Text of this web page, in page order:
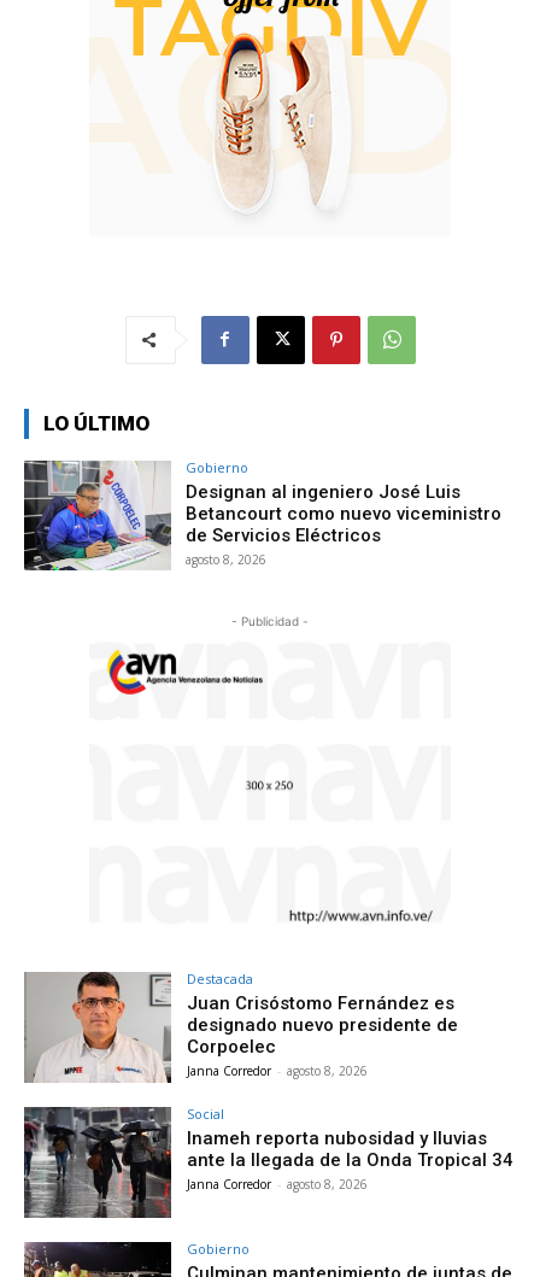
LO ÚLTIMO
Gobierno
Designan al ingeniero José Luis
Betancourt como nuevo viceministro
de Servicios Eléctricos
agosto 8, 2026
- Publicidad -
Destacada
Juan Crisóstomo Fernández es
designado nuevo presidente de
Corpoelec
Janna Corredor - agosto 8, 2026
Social
Inameh reporta nubosidad y lluvias
ante la llegada de la Onda Tropical 34
Janna Corredor - agosto 8, 2026
Gobierno